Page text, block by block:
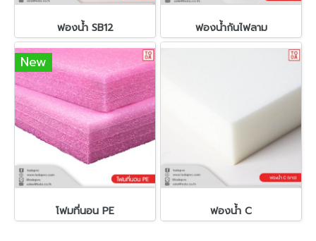
ฟองน้ำ SB12 ฟองน้ำกันไฟลาม
New
โฟมที่นอน PE ฟองน้ำ C